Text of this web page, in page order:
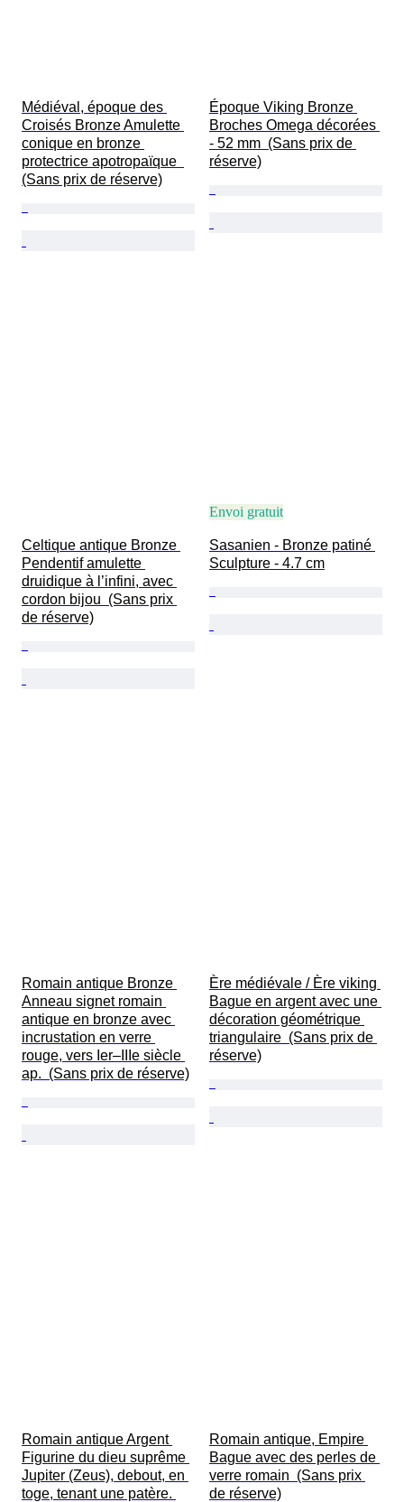
Médiéval, époque des
Croisés Bronze Amulette
conique en bronze
protectrice apotropaïque
(Sans prix de réserve)
Époque Viking Bronze
Broches Omega décorées
- 52 mm  (Sans prix de
réserve)
Celtique antique Bronze
Pendentif amulette
druidique à l’infini, avec
cordon bijou  (Sans prix
de réserve)
Envoi gratuit
Sasanien - Bronze patiné
Sculpture - 4.7 cm
Romain antique Bronze
Anneau signet romain
antique en bronze avec
incrustation en verre
rouge, vers Ier–IIIe siècle
ap.  (Sans prix de réserve)
Ère médiévale / Ère viking
Bague en argent avec une
décoration géométrique
triangulaire  (Sans prix de
réserve)
Romain antique Argent
Figurine du dieu suprême
Jupiter (Zeus), debout, en
toge, tenant une patère.
Romain antique, Empire
Bague avec des perles de
verre romain  (Sans prix
de réserve)